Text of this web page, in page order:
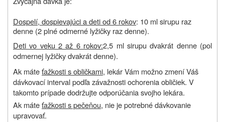
Dospelí, dospievajúci a deti od 6 rokov: 10 ml sirupu raz
denne (2 plné odmerné lyžičky raz denne).
Deti vo veku 2 až 6 rokov:2,5 ml sirupu dvakrát denne (pol
odmernej lyžičky dvakrát denne).
Ak máteťažkosti s obličkami, lekár Vám možno zmení Váš
dávkovací interval podľa závažnosti ochorenia obličiek. V
takomto prípade dodržujte odporúčania svojho lekára.
Ak máteťažkosti s pečeňou, nie je potrebné dávkovanie
upravovať.